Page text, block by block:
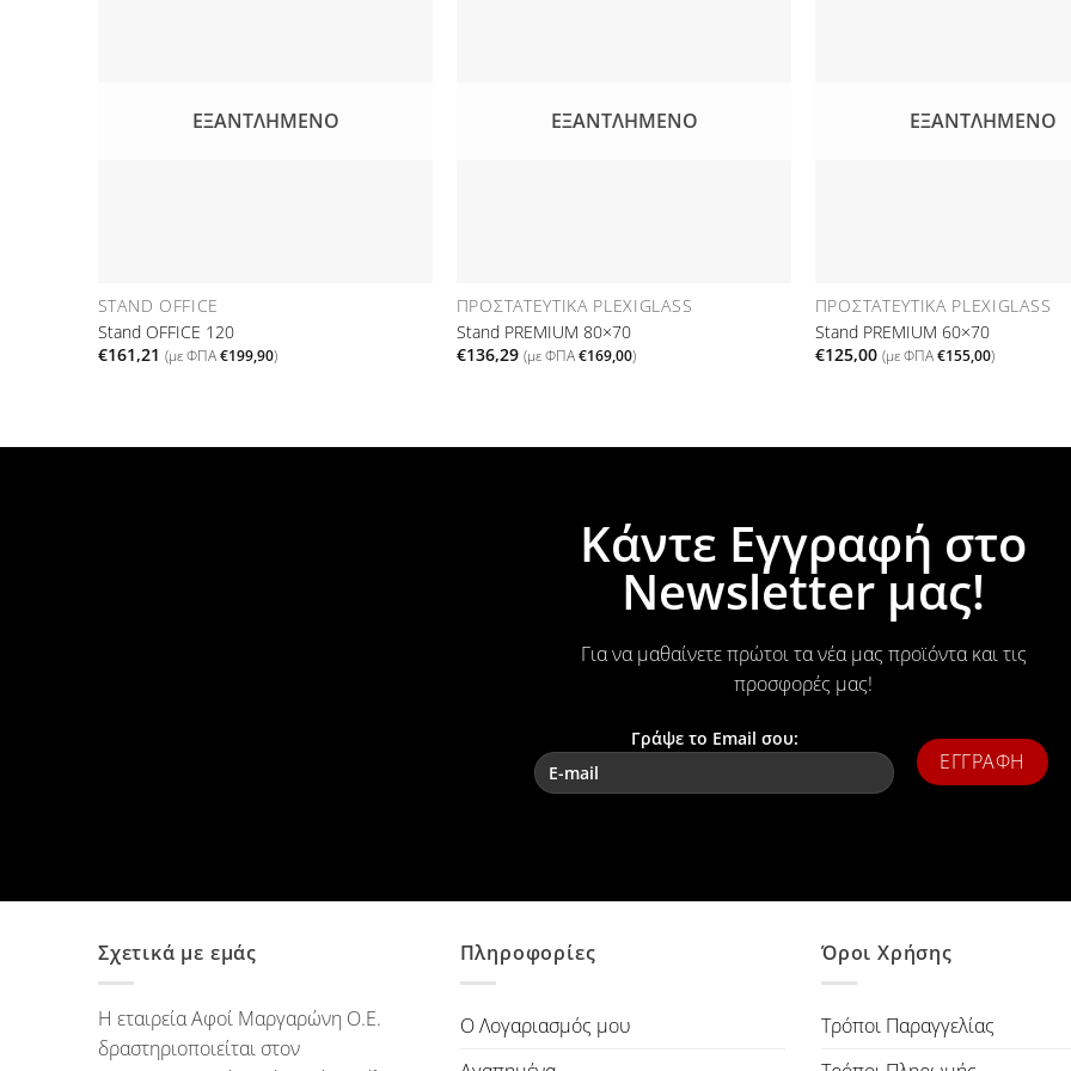
ΕΞΑΝΤΛΗΜΈΝΟ
STAND OFFICE
Stand OFFICE 120
€161,21 (με ΦΠΑ €199,90)
ΕΞΑΝΤΛΗΜΈΝΟ
ΠΡΟΣΤΑΤΕΥΤΙΚΆ PLEXIGLASS
Stand PREMIUM 80×70
€136,29 (με ΦΠΑ €169,00)
ΕΞΑΝΤΛΗΜΈΝΟ
ΠΡΟΣΤΑΤΕΥΤΙΚΆ PLEXIGLASS
Stand PREMIUM 60×70
€125,00 (με ΦΠΑ €155,00)
Κάντε Εγγραφή στο
Newsletter μας!
Για να μαθαίνετε πρώτοι τα νέα μας προϊόντα και τις
προσφορές μας!
Γράψε το Email σου:
Σχετικά με εμάς
Η εταιρεία Αφοί Μαργαρώνη Ο.Ε.
δραστηριοποιείται στον
Πληροφορίες
Ο Λογαριασμός μου
Όροι Χρήσης
Τρόποι Παραγγελίας